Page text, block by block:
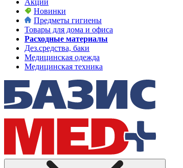
Акции
Новинки
Предметы гигиены
Товары для дома и офиса
Расходные материалы
Дез.средства, баки
Медицинская одежда
Медицинская техника